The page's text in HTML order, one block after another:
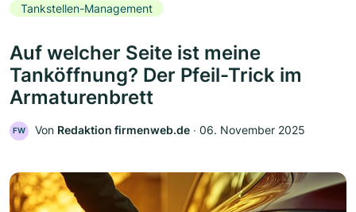
Tankstellen-Management
Auf welcher Seite ist meine
Tanköffnung? Der Pfeil-Trick im
Armaturenbrett
FW Von Redaktion firmenweb.de ‧ 06. November 2025